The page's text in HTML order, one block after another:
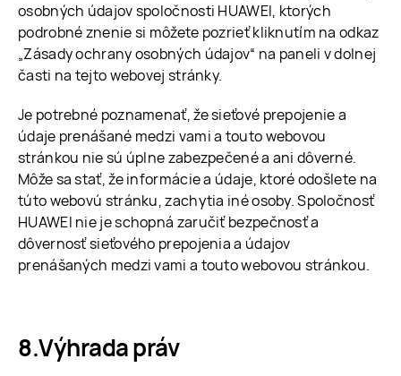
osobných údajov spoločnosti HUAWEI, ktorých
podrobné znenie si môžete pozrieť kliknutím na odkaz
„Zásady ochrany osobných údajov“ na paneli v dolnej
časti na tejto webovej stránky.
Je potrebné poznamenať, že sieťové prepojenie a
údaje prenášané medzi vami a touto webovou
stránkou nie sú úplne zabezpečené a ani dôverné.
Môže sa stať, že informácie a údaje, ktoré odošlete na
túto webovú stránku, zachytia iné osoby. Spoločnosť
HUAWEI nie je schopná zaručiť bezpečnosť a
dôvernosť sieťového prepojenia a údajov
prenášaných medzi vami a touto webovou stránkou.
Výhrada práv